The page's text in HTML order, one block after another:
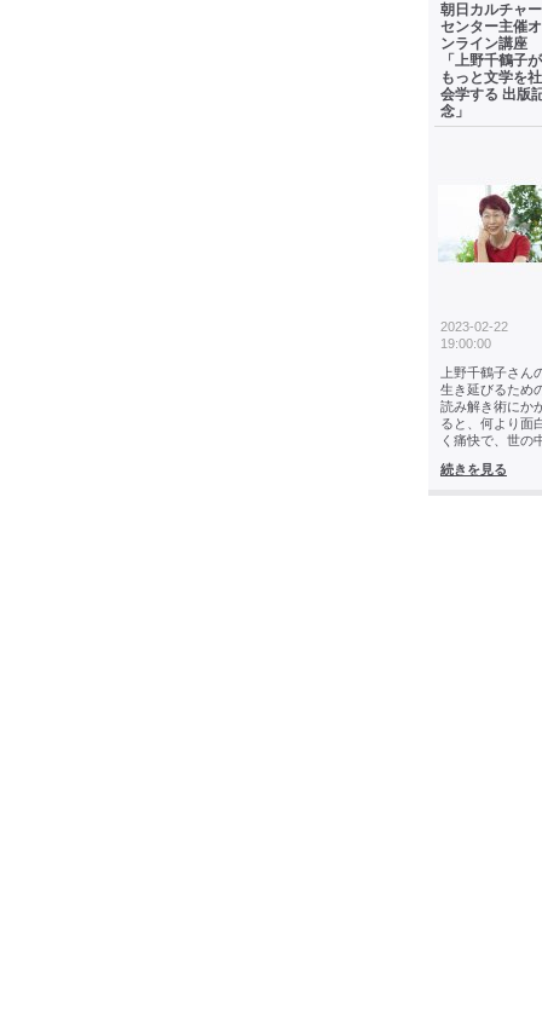
朝日カルチャー
センター主催オ
ンライン講座
「上野千鶴子が
もっと文学を社
会学する 出版
念」
2023-02-22
19:00:00
上野千鶴子さん
生き延びるため
読み解き術にか
ると、何より面
く痛快で、世の
続きを見る